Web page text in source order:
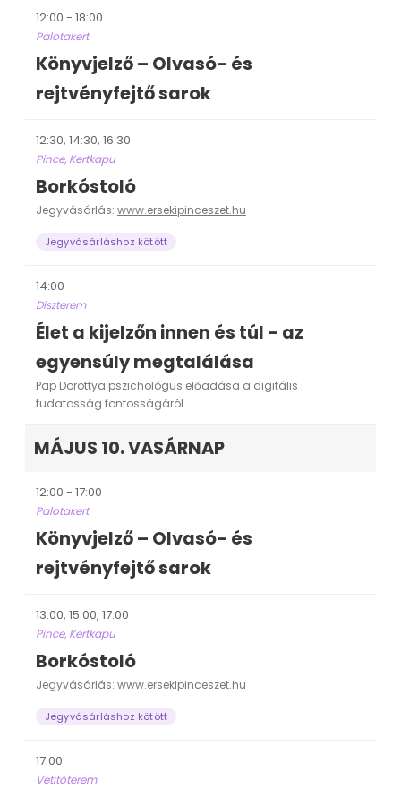
12:00 - 18:00
Palotakert
Könyvjelző – Olvasó- és
rejtvényfejtő sarok
12:30, 14:30, 16:30
Pince, Kertkapu
Borkóstoló
Jegyvásárlás: www.ersekipinceszet.hu
Jegyvásárláshoz kötött
14:00
Díszterem
Élet a kijelzőn innen és túl - az
egyensúly megtalálása
Pap Dorottya pszichológus előadása a digitális
tudatosság fontosságáról
MÁJUS 10. VASÁRNAP
12:00 - 17:00
Palotakert
Könyvjelző – Olvasó- és
rejtvényfejtő sarok
13:00, 15:00, 17:00
Pince, Kertkapu
Borkóstoló
Jegyvásárlás: www.ersekipinceszet.hu
Jegyvásárláshoz kötött
17:00
Vetítőterem